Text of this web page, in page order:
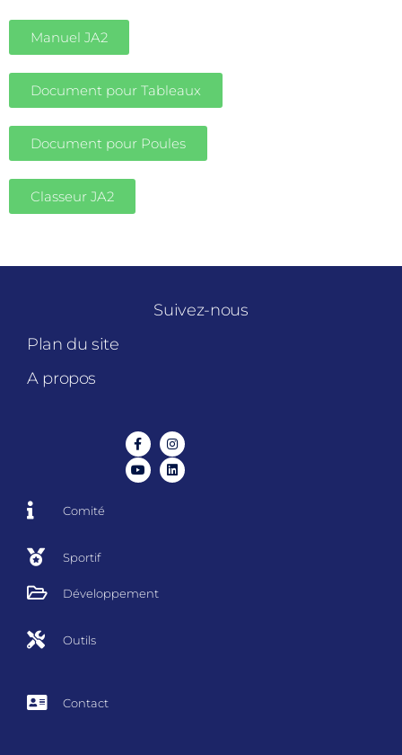
Manuel JA2
Document pour Tableaux
Document pour Poules
Classeur JA2
Suivez-nous
Plan du site
A propos
Comité
Sportif
Développement
Outils
Contact